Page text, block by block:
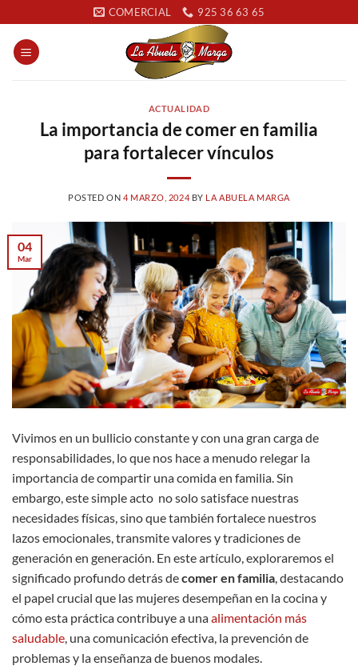
al
contenido
COMERCIAL 925 36 63 65
ACTUALIDAD
La importancia de comer en familia
para fortalecer vínculos
POSTED ON 4 MARZO, 2024 BY LA ABUELA MARGA
04
Mar
Vivimos en un bullicio constante y con una gran carga de
responsabilidades, lo que nos hace a menudo relegar la
importancia de compartir una comida en familia. Sin
embargo, este simple acto no solo satisface nuestras
necesidades físicas, sino que también fortalece nuestros
lazos emocionales, transmite valores y tradiciones de
generación en generación. En este artículo, exploraremos el
significado profundo detrás decomer en familia, destacando
el papel crucial que las mujeres desempeñan en la cocina y
cómo esta práctica contribuye a unaalimentación más
saludable, una comunicación efectiva, la prevención de
problemas y la enseñanza de buenos modales.